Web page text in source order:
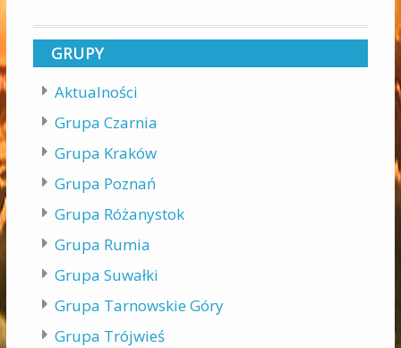
GRUPY
Aktualności
Grupa Czarnia
Grupa Kraków
Grupa Poznań
Grupa Różanystok
Grupa Rumia
Grupa Suwałki
Grupa Tarnowskie Góry
Grupa Trójwieś